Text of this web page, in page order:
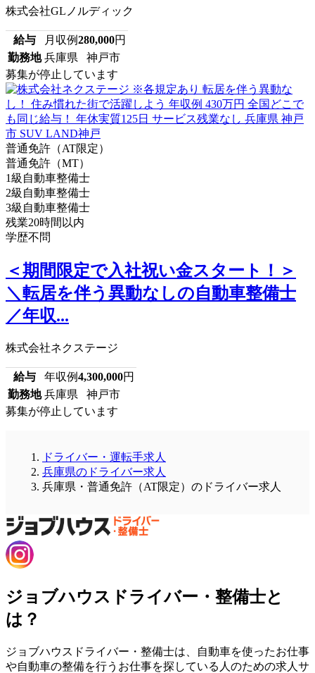
株式会社GLノルディック
給与 月収例280,000円
勤務地 兵庫県 神戸市
募集が停止しています
普通免許（AT限定）
普通免許（MT）
1級自動車整備士
2級自動車整備士
3級自動車整備士
残業20時間以内
学歴不問
＜期間限定で入社祝い金スタート！＞
＼転居を伴う異動なしの自動車整備士
／年収...
株式会社ネクステージ
給与 年収例4,300,000円
勤務地 兵庫県 神戸市
募集が停止しています
ドライバー・運転手求人
兵庫県のドライバー求人
兵庫県・普通免許（AT限定）のドライバー求人
ジョブハウスドライバー・整備士と
は？
ジョブハウスドライバー・整備士は、自動車を使ったお仕事
や自動車の整備を行うお仕事を探している人のための求人サ